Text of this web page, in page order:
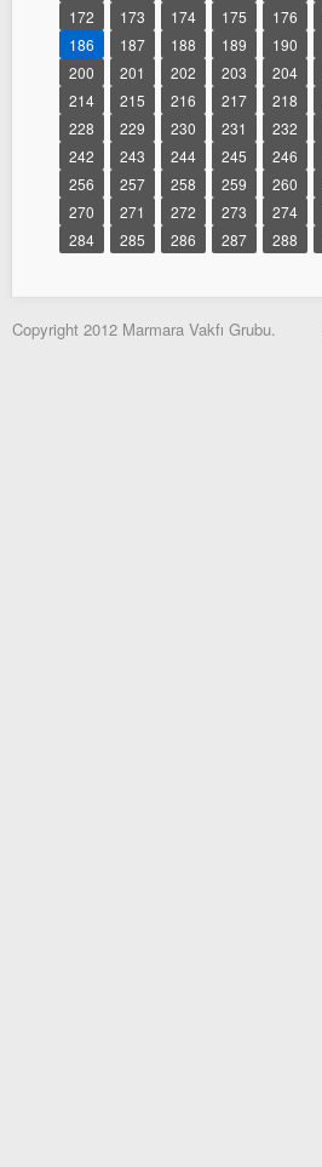
172
173 174 175 176
186
187 188 189 190
200
201 202 203 204
214
215 216 217 218
228
229 230 231 232
242
243 244 245 246
256
257 258 259 260
270
271 272 273 274
284
285 286 287 288
Copyright 2012 Marmara Vakfı Grubu.